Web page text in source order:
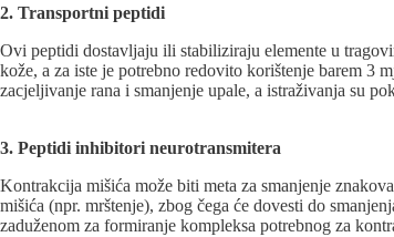
2. Transportni peptidi
Ovi peptidi dostavljaju ili stabiliziraju elemente u
kože, a za iste je potrebno redovito korištenje barem 3
zacjeljivanje rana i smanjenje upale, a istraživanja su
3. Peptidi inhibitori neurotransmitera
Kontrakcija mišića može biti meta za smanjenje
mišića (npr. mrštenje), zbog čega će dovesti do
zaduženom za formiranje kompleksa potrebnog za